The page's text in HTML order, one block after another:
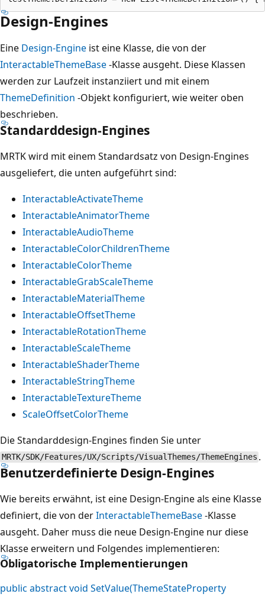
Design-Engines
Eine Design-Engine ist eine Klasse, die von der
InteractableThemeBase-Klasse ausgeht. Diese Klassen
werden zur Laufzeit instanziiert und mit einem
ThemeDefinition -Objekt konfiguriert, wie weiter oben
beschrieben.
Standarddesign-Engines
MRTK wird mit einem Standardsatz von Design-Engines
ausgeliefert, die unten aufgeführt sind:
InteractableActivateTheme
InteractableAnimatorTheme
InteractableAudioTheme
InteractableColorChildrenTheme
InteractableColorTheme
InteractableGrabScaleTheme
InteractableMaterialTheme
InteractableOffsetTheme
InteractableRotationTheme
InteractableScaleTheme
InteractableShaderTheme
InteractableStringTheme
InteractableTextureTheme
ScaleOffsetColorTheme
Die Standarddesign-Engines finden Sie unter
MRTK/SDK/Features/UX/Scripts/VisualThemes/ThemeEngines .
Benutzerdefinierte Design-Engines
Wie bereits erwähnt, ist eine Design-Engine als eine Klasse
definiert, die von derInteractableThemeBase-Klasse
ausgeht. Daher muss die neue Design-Engine nur diese
Klasse erweitern und Folgendes implementieren:
Obligatorische Implementierungen
public abstract void SetValue(ThemeStateProperty